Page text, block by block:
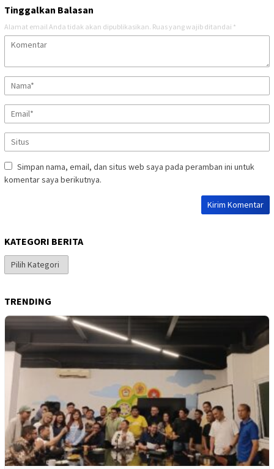
Tinggalkan Balasan
Alamat email Anda tidak akan dipublikasikan. Ruas yang wajib ditandai *
Simpan nama, email, dan situs web saya pada peramban ini untuk
komentar saya berikutnya.
KATEGORI BERITA
Kategori
Berita
TRENDING